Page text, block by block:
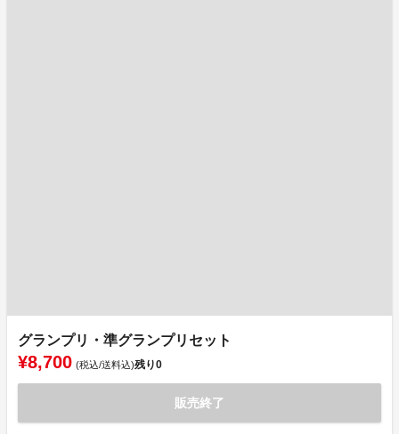
グランプリ・準グランプリセット
¥8,700 (税込/送料込)残り0
販売終了